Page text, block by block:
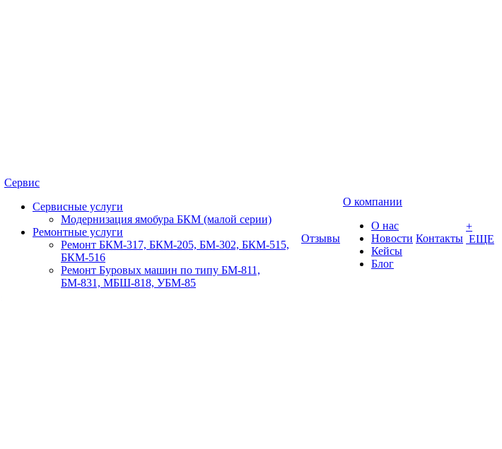
Сервис
Сервисные услуги
Модернизация ямобура БКМ (малой серии)
Ремонтные услуги
Ремонт БКМ-317, БКМ-205, БМ-302, БКМ-515,
БКМ-516
Ремонт Буровых машин по типу БМ-811,
БМ-831, МБШ-818, УБМ-85
Отзывы
О компании
О нас
Новости
Кейсы
Блог
Контакты
+
ЕЩЕ